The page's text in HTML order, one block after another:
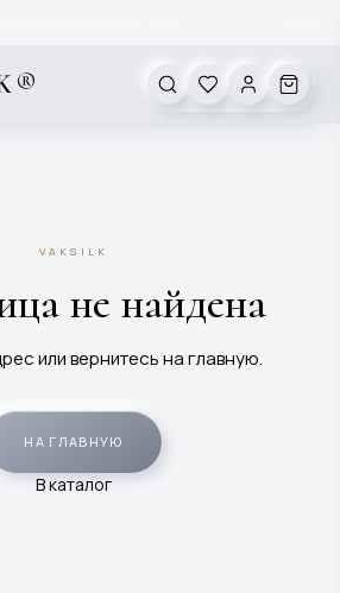
VAKSILK
не найдена
или вернитесь на главную.
НА ГЛАВНУЮ
В каталог